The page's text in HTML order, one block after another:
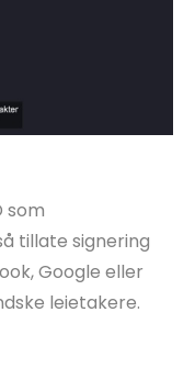
som
tillate signering
Google eller
leietakere.